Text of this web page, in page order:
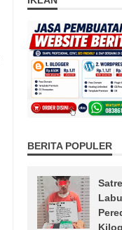
BERITA POPULER